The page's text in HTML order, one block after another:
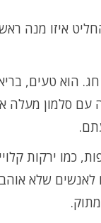
איזו מנה
הוא טעים,
עם סלמון
כמו ירקות
לאנשים שלא